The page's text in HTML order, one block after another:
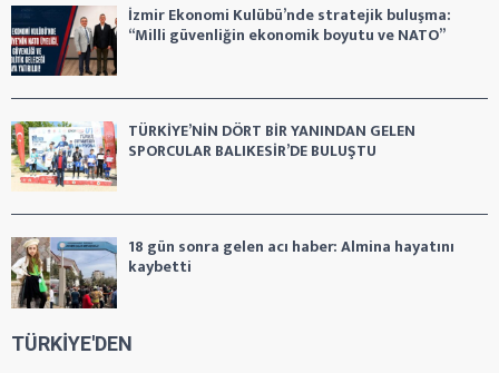
İzmir Ekonomi Kulübü’nde stratejik buluşma:
“Milli güvenliğin ekonomik boyutu ve NATO”
TÜRKİYE’NİN DÖRT BİR YANINDAN GELEN
SPORCULAR BALIKESİR’DE BULUŞTU
18 gün sonra gelen acı haber: Almina hayatını
kaybetti
TÜRKİYE'DEN